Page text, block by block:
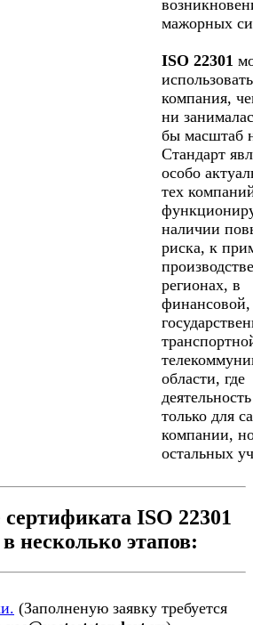
мажорных
ISO 22301
компания,
ни
бы масштаб
Стандарт
особо
тех
наличии
риска, к
регионах, в
финансовой,
области, где
только для
компании,
остальных
ISO 22301
несколько этапов:
(Заполненую заявку требуется